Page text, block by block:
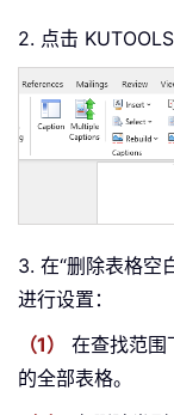
2. 点击
3. 在“删除表格空
进行设置：
（1）
在查找范围
的全部表格。